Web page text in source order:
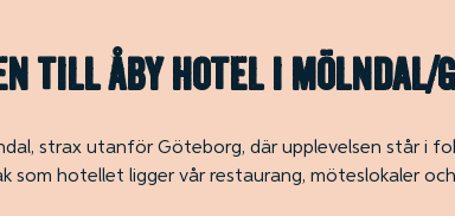
till Åby Hotel i Mölndal/
strax utanför Göteborg, där upplevelsen står i
som hotellet ligger vår restaurang, möteslokaler